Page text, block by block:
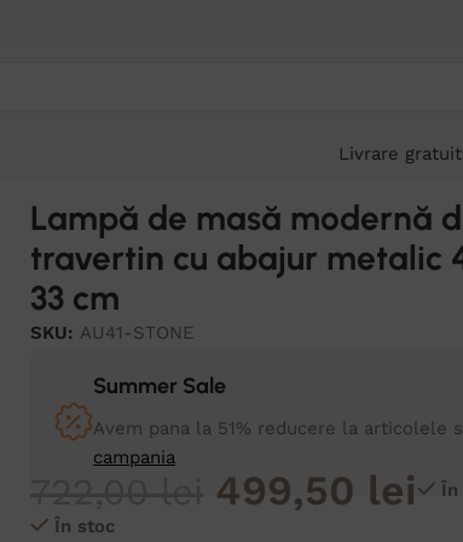
Livrare
Lampă de masă modernă
travertin cu abajur metalic
33 cm
SKU: AU41-STONE
Summer Sale
Avem pana la 51% reducere la articolele
campania
499,50 lei
În
În stoc